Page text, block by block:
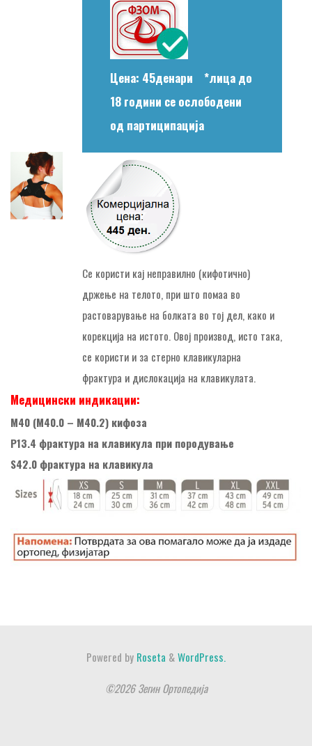
Цена: 45денари *лица до
18 години се ослободени
од партиципација
Се кoристи кај неправилно (кифотично)
држење на телото, при што помаа во
растоварување на болката во тој дел, како и
корекција на истото. Овој производ, исто така,
се користи и за стерно клавикуларна
фрактура и дислокација на клавикулата.
Медицински индикации:
M40 (M40.0 – M40.2) кифоза
P13.4 фрактура на клавикула при породување
S42.0 фрактура на клавикула
Powered by Roseta &WordPress.
©2026 Зегин Ортопедија